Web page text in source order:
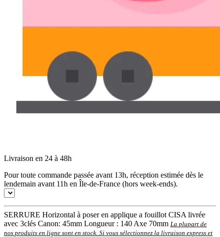
Livraison en 24 à 48h
Pour toute commande passée avant 13h, réception estimée dès le
lendemain avant 11h en Île-de-France (hors week-ends).
SERRURE Horizontal à poser en applique a fouillot CISA livrée
avec 3clés Canon: 45mm Longueur : 140 Axe 70mm La plupart de
nos produits en ligne sont en stock. Si vous sélectionnez la livraison express et